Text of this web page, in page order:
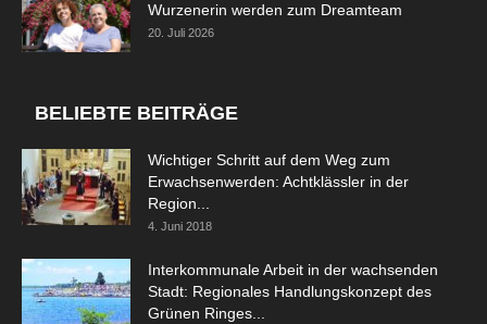
Wurzenerin werden zum Dreamteam
20. Juli 2026
BELIEBTE BEITRÄGE
Wichtiger Schritt auf dem Weg zum
Erwachsenwerden: Achtklässler in der
Region...
4. Juni 2018
Interkommunale Arbeit in der wachsenden
Stadt: Regionales Handlungskonzept des
Grünen Ringes...